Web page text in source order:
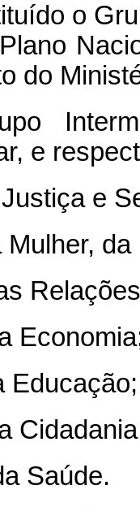
o
do
e
e
Mulher,
Educação;
Saúde.